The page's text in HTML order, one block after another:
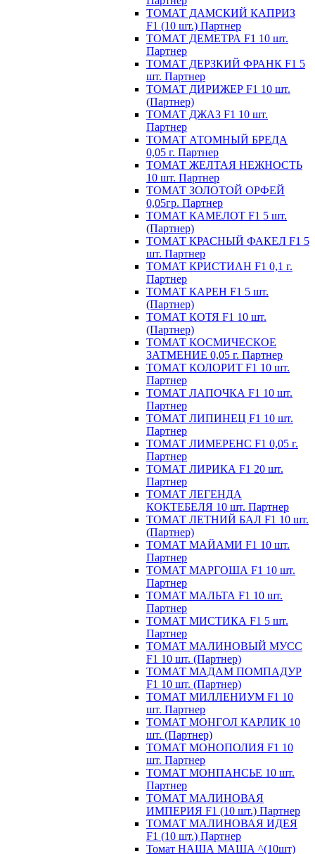
ТОМАТ ДАМСКИЙ КАПРИЗ
F1 (10 шт.) Партнер
ТОМАТ ДЕМЕТРА F1 10 шт.
Партнер
ТОМАТ ДЕРЗКИЙ ФРАНК F1 5
шт. Партнер
ТОМАТ ДИРИЖЕР F1 10 шт.
(Партнер)
ТОМАТ ДЖАЗ F1 10 шт.
Партнер
ТОМАТ АТОМНЫЙ БРЕДА
0,05 г. Партнер
ТОМАТ ЖЕЛТАЯ НЕЖНОСТЬ
10 шт. Партнер
ТОМАТ ЗОЛОТОЙ ОРФЕЙ
0,05гр. Партнер
ТОМАТ КАМЕЛОТ F1 5 шт.
(Партнер)
ТОМАТ КРАСНЫЙ ФАКЕЛ F1 5
шт. Партнер
ТОМАТ КРИСТИАН F1 0,1 г.
Партнер
ТОМАТ КАРЕН F1 5 шт.
(Партнер)
ТОМАТ КОТЯ F1 10 шт.
(Партнер)
ТОМАТ КОСМИЧЕСКОЕ
ЗАТМЕНИЕ 0,05 г. Партнер
ТОМАТ КОЛОРИТ F1 10 шт.
Партнер
ТОМАТ ЛАПОЧКА F1 10 шт.
Партнер
ТОМАТ ЛИПИНЕЦ F1 10 шт.
Партнер
ТОМАТ ЛИМЕРЕНС F1 0,05 г.
Партнер
ТОМАТ ЛИРИКА F1 20 шт.
Партнер
ТОМАТ ЛЕГЕНДА
КОКТЕБЕЛЯ 10 шт. Партнер
ТОМАТ ЛЕТНИЙ БАЛ F1 10 шт.
(Партнер)
ТОМАТ МАЙАМИ F1 10 шт.
Партнер
ТОМАТ МАРГОША F1 10 шт.
Партнер
ТОМАТ МАЛЬТА F1 10 шт.
Партнер
ТОМАТ МИСТИКА F1 5 шт.
Партнер
ТОМАТ МАЛИНОВЫЙ МУСС
F1 10 шт. (Партнер)
ТОМАТ МАДАМ ПОМПАДУР
F1 10 шт. (Партнер)
ТОМАТ МИЛЛЕНИУМ F1 10
шт. Партнер
ТОМАТ МОНГОЛ КАРЛИК 10
шт. (Партнер)
ТОМАТ МОНОПОЛИЯ F1 10
шт. Партнер
ТОМАТ МОНПАНСЬЕ 10 шт.
Партнер
ТОМАТ МАЛИНОВАЯ
ИМПЕРИЯ F1 (10 шт.) Партнер
ТОМАТ МАЛИНОВАЯ ИДЕЯ
F1 (10 шт.) Партнер
Томат НАША МАША ^(10шт)